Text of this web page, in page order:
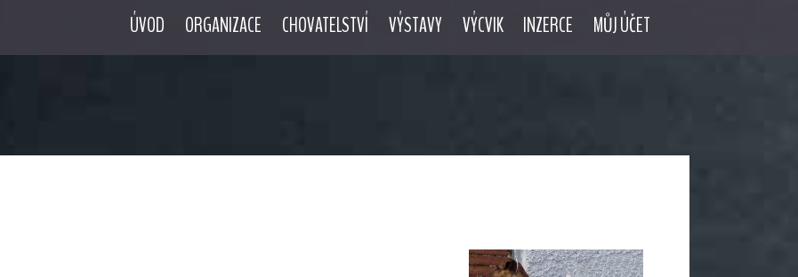
ÚVOD ORGANIZACE CHOVATELSTVÍ VÝSTAVY VÝCVIK INZERCE MŮJ ÚČET